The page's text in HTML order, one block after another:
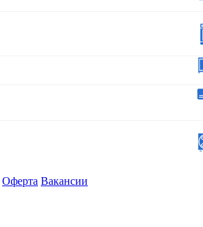
Оферта Вакансии